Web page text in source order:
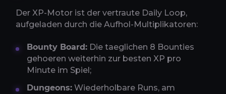
Der XP-Motor ist der vertraute Daily Loop,
aufgeladen durch die Aufhol-Multiplikatoren:
Bounty Board: Die taeglichen 8 Bounties
gehoeren weiterhin zur besten XP pro
Minute im Spiel;
Dungeons: Wiederholbare Runs, am